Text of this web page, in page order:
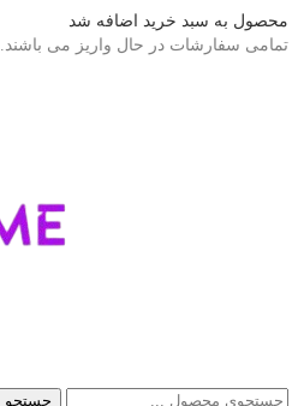
محصول به سبد خرید اضافه شد
تمامی سفارشات در حال واریز می باشند.
جستجو